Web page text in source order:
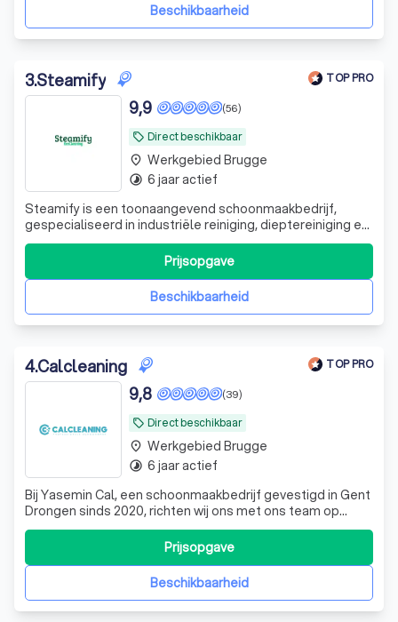
Beschikbaarheid
3.Steamify TOP PRO
local_offer Direct beschikbaar
(56)
9,9
Steamify is een toonaangevend schoonmaakbedrijf,
gespecialiseerd in industriële reiniging, dieptereiniging en
ontstoffingswerken. Met een passie voor orde, netheid en
kwaliteit bieden wij gespecialiseerde
schoonmaakoplossingen voor bedrijven in de
voedingsindustrie, horeca, grootkeukens, koel- en vr
Beschikbaarheid
Prijsopgave
place Werkgebied Brugge
timelapse 6 jaar actief
4.Calcleaning TOP PRO
local_offer Direct beschikbaar
(39)
9,8
Bij Yasemin Cal, een schoonmaakbedrijf gevestigd in Gent
Drongen sinds 2020, richten wij ons met ons team op
algemene schoonmaak en het onderhoud van
bedrijfspanden. Onze focus ligt op het leveren van
kwalitatieve schoonmaakdiensten. Vraag vandaag nog
een gratis offerte aan.Beschikbaarheid
Prijsopgave
place Werkgebied Brugge
timelapse 6 jaar actief